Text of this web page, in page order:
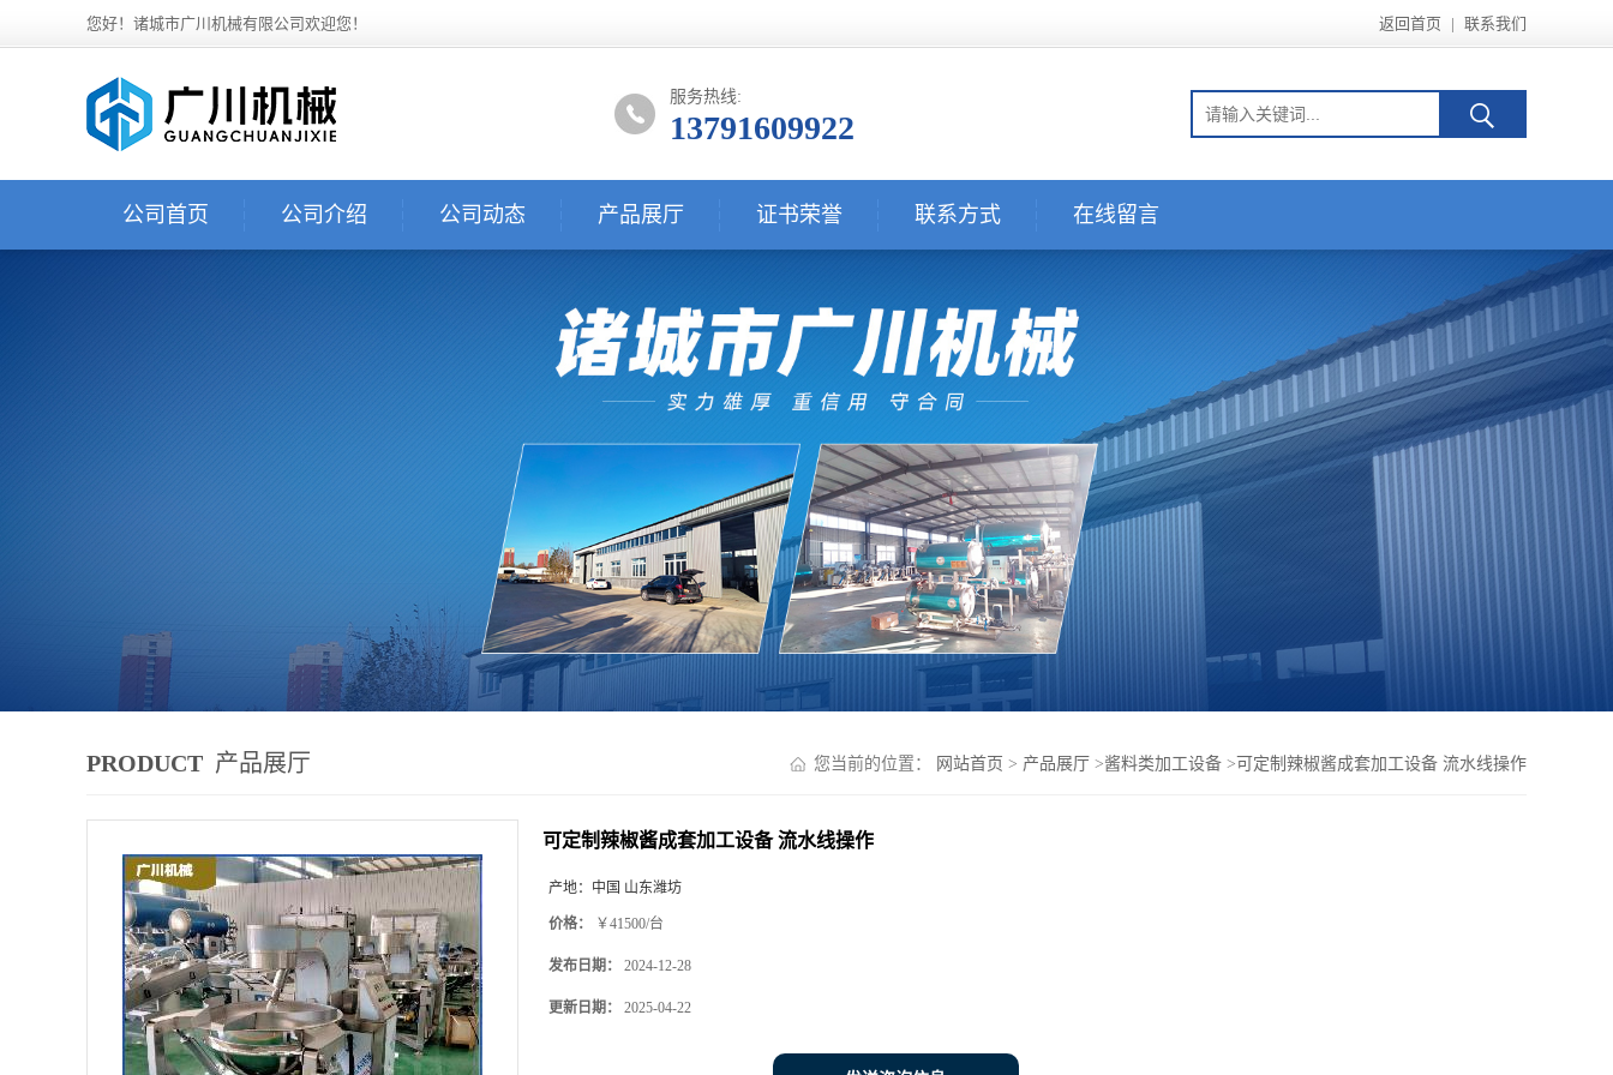
您好！诸城市广川机械有限公司欢迎您！ 返回首页 | 联系我们
服务热线:
13791609922
公司首页 公司介绍 公司动态 产品展厅 证书荣誉 联系方式 在线留言
PRODUCT 产品展厅 您当前的位置： 网站首页 > 产品展厅 >酱料类加工设备 > 可定制辣椒酱成套加工设备 流水线操作
可定制辣椒酱成套加工设备 流水线操作
产地： 中国 山东潍坊
价格： ￥41500/台
发布日期： 2024-12-28
更新日期： 2025-04-22